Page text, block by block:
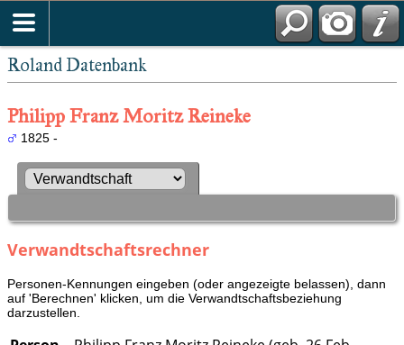
Roland Datenbank
Philipp Franz Moritz Reineke
1825 -
Verwandtschaftsrechner
Personen-Kennungen eingeben (oder angezeigte belassen), dann
auf 'Berechnen' klicken, um die Verwandtschaftsbeziehung
darzustellen.